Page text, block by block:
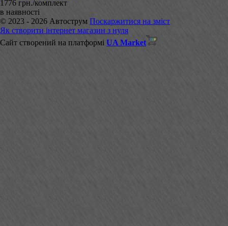
1776 грн./комплект
в наявності
© 2023 - 2026 Автострум Поскаржитися на зміст
Як створити інтернет магазин з нуля
Сайт створений на платформі UA Market